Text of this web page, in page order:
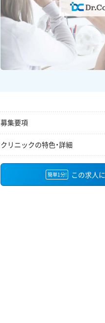
募集要項
クリニックの特色・詳細
簡単1分! この求人